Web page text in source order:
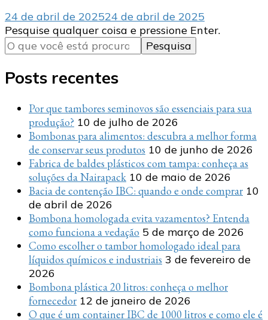
24 de abril de 202524 de abril de 2025
Procurando
algo?
Pesquise qualquer coisa e pressione Enter.
Posts recentes
Por que tambores seminovos são essenciais para sua
produção? 10 de julho de 2026
Bombonas para alimentos: descubra a melhor forma
de conservar seus produtos 10 de junho de 2026
Fabrica de baldes plásticos com tampa: conheça as
soluções da Nairapack 10 de maio de 2026
Bacia de contenção IBC: quando e onde comprar 10
de abril de 2026
Bombona homologada evita vazamentos? Entenda
como funciona a vedação 5 de março de 2026
Como escolher o tambor homologado ideal para
líquidos químicos e industriais 3 de fevereiro de
2026
Bombona plástica 20 litros: conheça o melhor
fornecedor 12 de janeiro de 2026
O que é um container IBC de 1000 litros e como ele é